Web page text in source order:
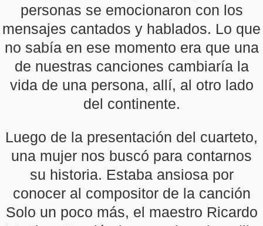
personas se emocionaron con los
mensajes cantados y hablados. Lo que
no sabía en ese momento era que una
de nuestras canciones cambiaría la
vida de una persona, allí, al otro lado
del continente.
Luego de la presentación del cuarteto,
una mujer nos buscó para contarnos
su historia. Estaba ansiosa por
conocer al compositor de la canción
Solo un poco más, el maestro Ricardo